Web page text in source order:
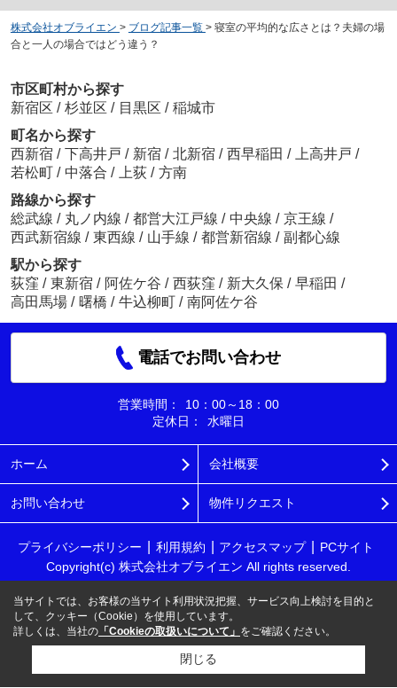
株式会社オブライエン > ブログ記事一覧 > 寝室の平均的な広さとは？夫婦の場
合と一人の場合ではどう違う？
市区町村から探す
新宿区 / 杉並区 / 目黒区 / 稲城市
町名から探す
西新宿 / 下高井戸 / 新宿 / 北新宿 / 西早稲田 / 上高井戸 /
若松町 / 中落合 / 上荻 / 方南
路線から探す
総武線 / 丸ノ内線 / 都営大江戸線 / 中央線 / 京王線 /
西武新宿線 / 東西線 / 山手線 / 都営新宿線 / 副都心線
駅から探す
荻窪 / 東新宿 / 阿佐ケ谷 / 西荻窪 / 新大久保 / 早稲田 /
高田馬場 / 曙橋 / 牛込柳町 / 南阿佐ケ谷
電話でお問い合わせ
営業時間：
10：00～18：00
定休日：
水曜日
ホーム 会社概要
お問い合わせ 物件リクエスト
プライバシーポリシー 利用規約 アクセスマップ
PCサイト
Copyright(c) 株式会社オブライエン All rights reserved.
当サイトでは、お客様の当サイト利用状況把握、サービス向上検討を目的と
して、クッキー（Cookie）を使用しています。
詳しくは、当社の 「Cookieの取扱いについて」 をご確認ください。
閉じる